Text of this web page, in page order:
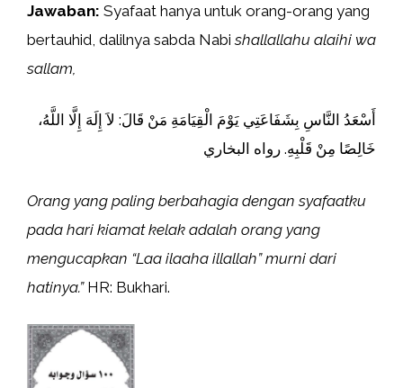
Jawaban: Syafaat hanya untuk orang-orang yang
bertauhid, dalilnya sabda Nabishallallahu alaihi wa
sallam,
أَسْعَدُ النَّاسِ بِشَفَاعَتِي يَوْمَ الْقِيَامَةِ مَنْ قَالَ: لاَ إِلَهَ إِلَّا اللَّهُ،
خَالِصًا مِنْ قَلْبِهِ. رواه البخاري
Orang yang paling berbahagia dengan syafaatku
pada hari kiamat kelak adalah orang yang
mengucapkan “Laa ilaaha illallah” murni dari
hatinya.” HR: Bukhari.